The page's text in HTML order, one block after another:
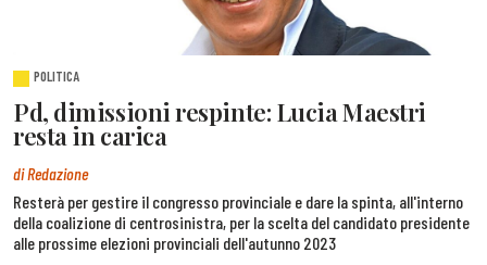
POLITICA
Pd, dimissioni respinte: Lucia Maestri
resta in carica
di Redazione
Resterà per gestire il congresso provinciale e dare la spinta, all'interno
della coalizione di centrosinistra, per la scelta del candidato presidente
alle prossime elezioni provinciali dell'autunno 2023